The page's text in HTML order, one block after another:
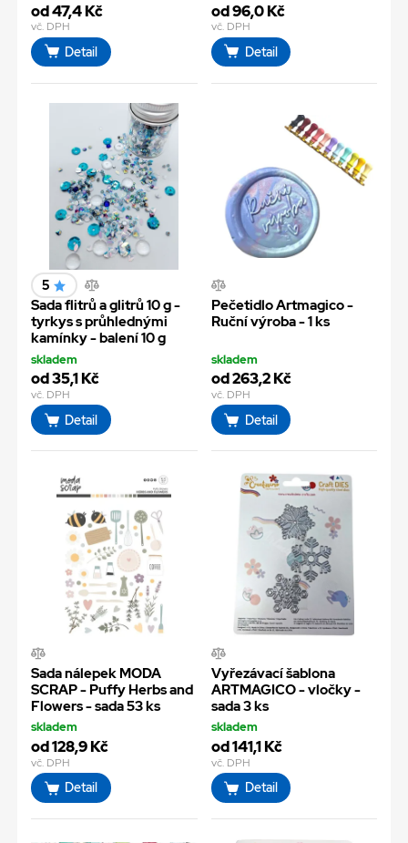
od 47,4 Kč
vč. DPH
Detail
od 96,0 Kč
vč. DPH
Detail
5
Sada flitrů a glitrů 10 g -
tyrkys s průhlednými
kamínky - balení 10 g
skladem
od 35,1 Kč
vč. DPH
Detail
Pečetidlo Artmagico -
Ruční výroba - 1 ks
skladem
od 263,2 Kč
vč. DPH
Detail
Sada nálepek MODA
SCRAP - Puffy Herbs and
Flowers - sada 53 ks
skladem
od 128,9 Kč
vč. DPH
Detail
Vyřezávací šablona
ARTMAGICO - vločky -
sada 3 ks
skladem
od 141,1 Kč
vč. DPH
Detail